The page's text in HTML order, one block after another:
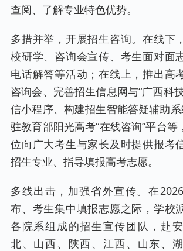
查阅、了解专业特色优势。
多措并举，开展招生咨询。在线下
校研学、咨询会宣传、考生面对面
电话解答等活动；在线上，推出高
咨询会、完善招生信息网与“广西科
信小程序、构建招生智能答疑辅助系
驻教育部阳光高考“在线咨询”平台
位向广大考生与家长及时提供报考
招生专业、指导填报高考志愿。
多线出击，加强省外宣传。在
布、考生集中填报志愿之际，学校
各院系组成的招生宣传团队，赴
北、山西、陕西、江西、山东、